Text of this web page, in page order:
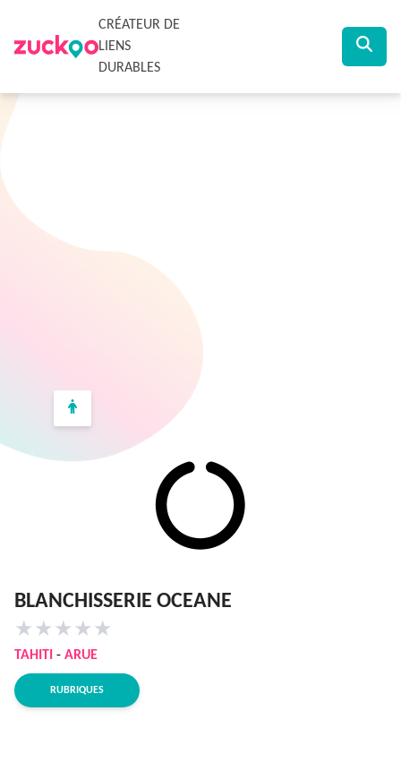
CRÉATEUR DE
LIENS
DURABLES
BLANCHISSERIE OCEANE
★ ★ ★ ★ ★
TAHITI - ARUE
RUBRIQUES